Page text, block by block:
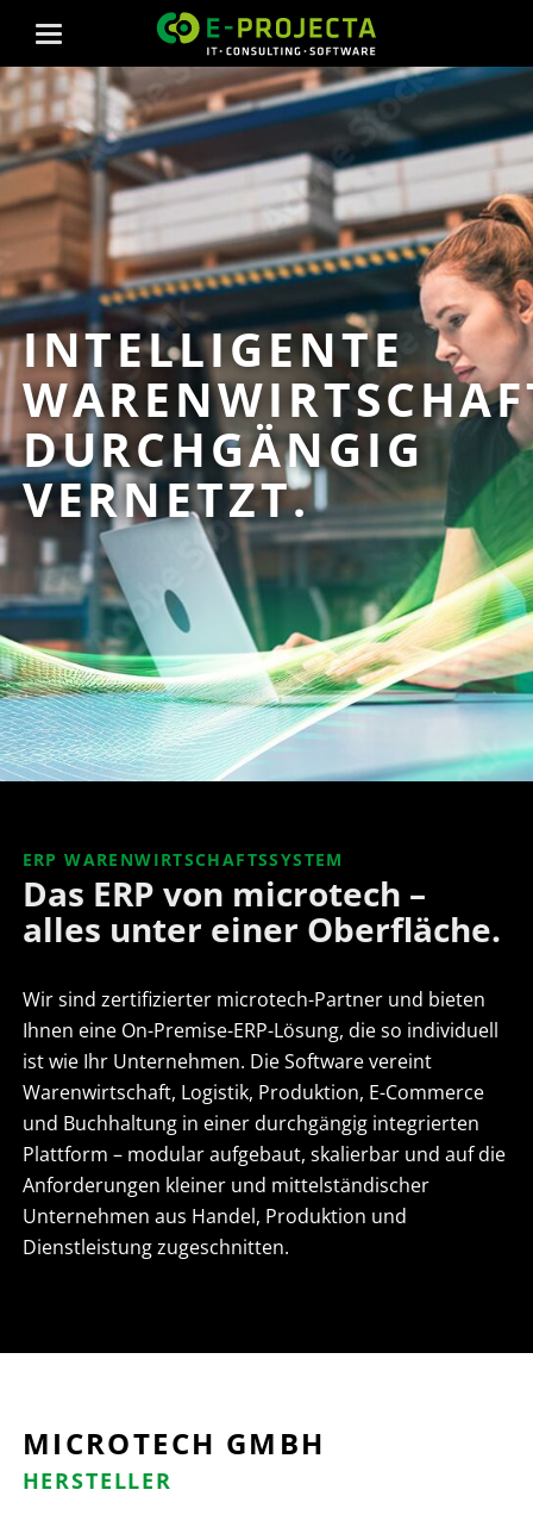
INTELLIGENTE
DURCHGÄNGIG
VERNETZT.
ERP WARENWIRTSCHAFTSSYSTEM
Das ERP von microtech –
alles unter einer Oberfläche.
Wir sind zertifizierter microtech-Partner und bieten
Ihnen eine On-Premise-ERP-Lösung, die so individuell
ist wie Ihr Unternehmen. Die Software vereint
Warenwirtschaft, Logistik, Produktion, E-Commerce
und Buchhaltung in einer durchgängig integrierten
Plattform – modular aufgebaut, skalierbar und auf die
Anforderungen kleiner und mittelständischer
Unternehmen aus Handel, Produktion und
Dienstleistung zugeschnitten.
MICROTECH GMBH
HERSTELLER